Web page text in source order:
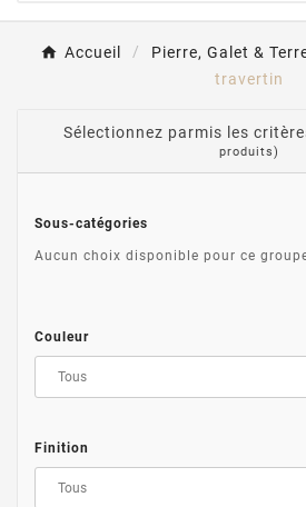
Accueil Pierre, Galet &
travertin
Sélectionnez parmis les
produits)
Sous-catégories
Aucun choix disponible pour ce
Couleur
Finition